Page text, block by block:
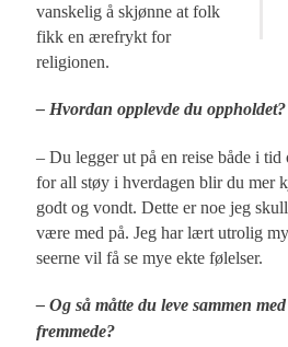
vanskelig å skjønne at folk
fikk en ærefrykt for
religionen.
– Hvordan opplevde du oppholdet?
– Du legger ut på en reise både i
for all støy i hverdagen blir du mer
godt og vondt. Dette er noe jeg
være med på. Jeg har lært utrolig
seerne vil få se mye ekte følelser.
– Og så måtte du leve sammen
fremmede?